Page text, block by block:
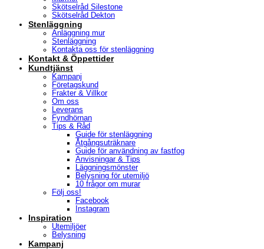
Skötselråd Silestone
Skötselråd Dekton
Stenläggning
Anläggning mur
Stenläggning
Kontakta oss för stenläggning
Kontakt & Öppettider
Kundtjänst
Kampanj
Företagskund
Frakter & Villkor
Om oss
Leverans
Fyndhörnan
Tips & Råd
Guide för stenläggning
Åtgångsuträknare
Guide för användning av fastfog
Anvisningar & Tips
Läggningsmönster
Belysning för utemiljö
10 frågor om murar
Följ oss!
Facebook
Instagram
Inspiration
Utemiljöer
Belysning
Kampanj